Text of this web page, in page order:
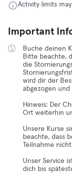
Activity limits
Important
Buche deinen
Bitte beachte,
die
wird dir der
abgezogen
Hinweis: Der
Ort weiterhin
Unsere Kurse
beachte, dass
Teilnahme
Unser Service
dich bis